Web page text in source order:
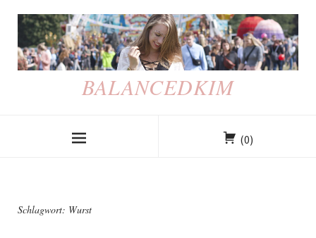
BALANCEDKIM
(0)
Schlagwort: Wurst